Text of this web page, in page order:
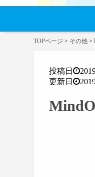
TOPページ > その他 >
投稿日
更新日